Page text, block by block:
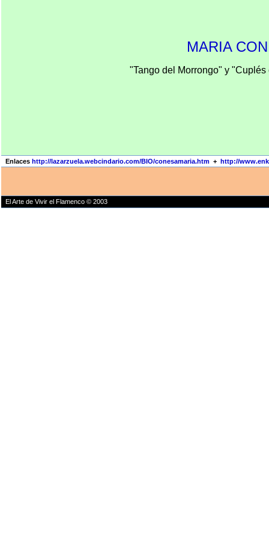
MARIA
"Tango del Morrongo" y "Cuplés
Enlaceshttp://lazarzuela.webcindario.com/BIO/conesamaria.htm +http://
El Arte de Vivir el Flamenco © 2003